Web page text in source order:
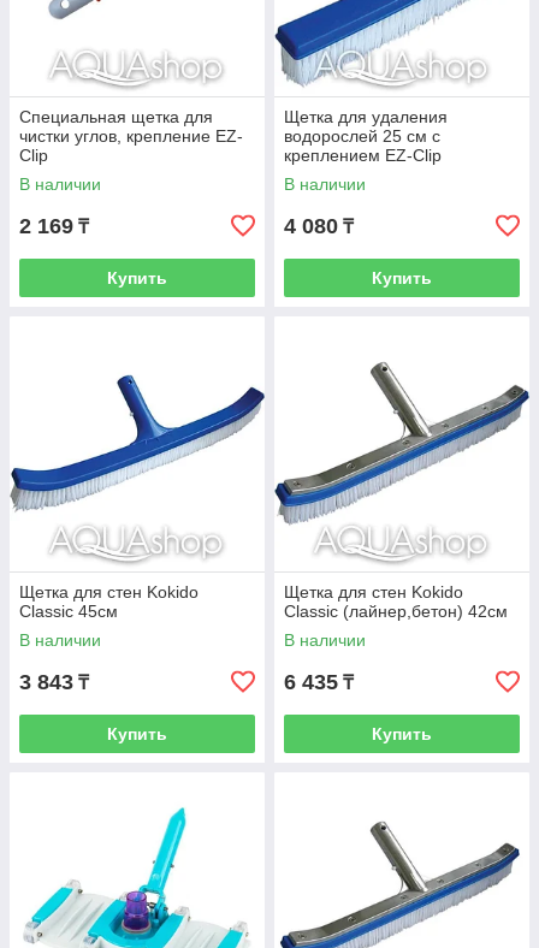
Специальная щетка для
чистки углов, крепление EZ-
Clip
В наличии
2 169 ₸
Купить
Щетка для удаления
водорослей 25 см с
креплением EZ-Clip
В наличии
4 080 ₸
Купить
Щетка для стен Kokido
Classic 45см
В наличии
3 843 ₸
Купить
Щетка для стен Kokido
Classic (лайнер,бетон) 42см
В наличии
6 435 ₸
Купить